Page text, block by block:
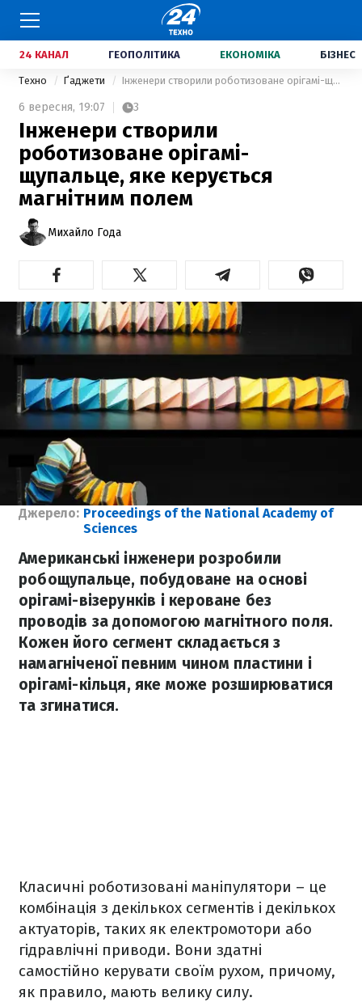
24 КАНАЛ ГЕОПОЛІТИКА ЕКОНОМІКА БІЗНЕС
Техно Ґаджети Інженери створили роботизоване орігамі-щупальце, яке керується магнітним полем
6 вересня, 19:07 3
Інженери створили
роботизоване орігамі-
щупальце, яке керується
магнітним полем
Михайло Года
Джерело: Proceedings of the National Academy of
Sciences
Американські інженери розробили
робощупальце, побудоване на основі
орігамі-візерунків і кероване без
проводів за допомогою магнітного поля.
Кожен його сегмент складається з
намагніченої певним чином пластини і
орігамі-кільця, яке може розширюватися
та згинатися.
Класичні роботизовані маніпулятори – це
комбінація з декількох сегментів і декількох
актуаторів, таких як електромотори або
гідравлічні приводи. Вони здатні
самостійно керувати своїм рухом, причому,
як правило, мають велику силу.